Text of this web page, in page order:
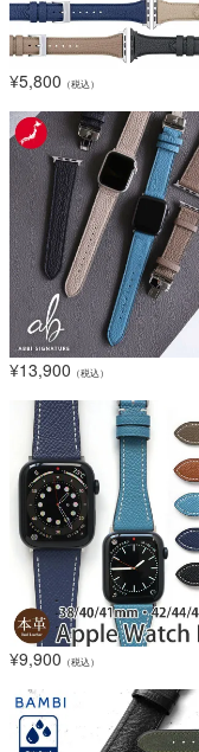
¥5,800 （税込）
¥13,900 （税込）
¥9,900 （税込）